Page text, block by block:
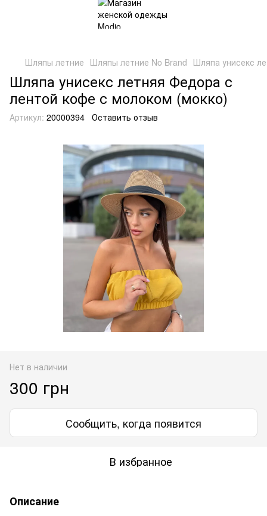
Шляпы летние Шляпы летние No Brand Шляпа унисекс
Шляпа унисекс летняя Федора с
лентой кофе с молоком (мокко)
Артикул: 20000394 Оставить отзыв
Нет в наличии
300 грн
Сообщить, когда появится
В избранное
Описание